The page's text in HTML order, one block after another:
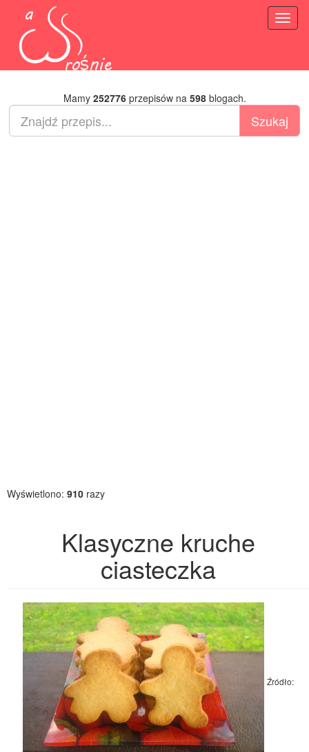
Mamy 252776przepisów na 598blogach.
Wyświetlono: 910 razy
Klasyczne kruche
ciasteczka
Źródło: